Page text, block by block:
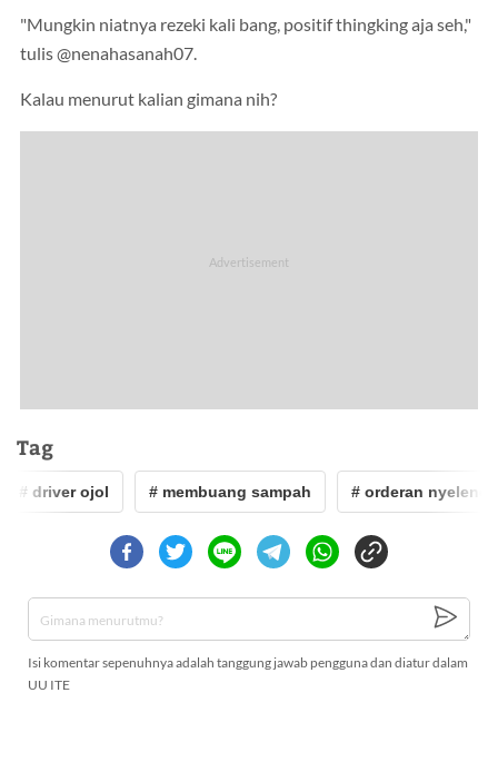
"Mungkin niatnya rezeki kali bang, positif thingking aja seh,"
tulis @nenahasanah07.
Kalau menurut kalian gimana nih?
Tag
# driver ojol # membuang sampah # orderan nyeleneh
Isi komentar sepenuhnya adalah tanggung jawab pengguna dan diatur dalam
UU ITE